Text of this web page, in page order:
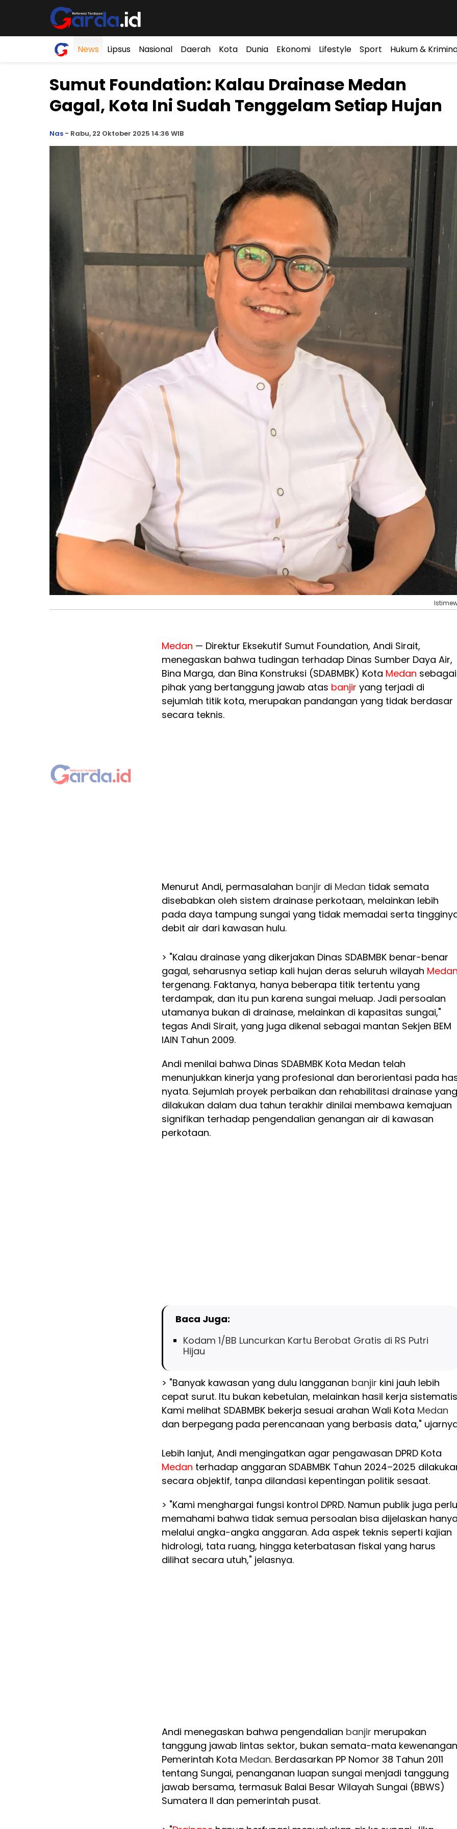
News Lipsus Nasional Daerah Kota Dunia Ekonomi Lifestyle Sport Hukum &
Sumut Foundation: Kalau Drainase Medan
Gagal, Kota Ini Sudah Tenggelam Setiap Hujan
Nas - Rabu, 22 Oktober 2025 14:36 WIB
Medan — Direktur Eksekutif Sumut Foundation, Andi Sirait,
menegaskan bahwa tudingan terhadap Dinas Sumber Daya Air,
Bina Marga, dan Bina Konstruksi (SDABMBK) Kota Medan sebagai
pihak yang bertanggung jawab atas banjir yang terjadi di
sejumlah titik kota, merupakan pandangan yang tidak berdasar
secara teknis.
Menurut Andi, permasalahan banjir di Medan tidak semata
disebabkan oleh sistem drainase perkotaan, melainkan lebih
pada daya tampung sungai yang tidak memadai serta
debit air dari kawasan hulu.
> "Kalau drainase yang dikerjakan Dinas SDABMBK benar-benar
gagal, seharusnya setiap kali hujan deras seluruh wilayah
tergenang. Faktanya, hanya beberapa titik tertentu yang
terdampak, dan itu pun karena sungai meluap. Jadi persoalan
utamanya bukan di drainase, melainkan di kapasitas sungai,"
tegas Andi Sirait, yang juga dikenal sebagai mantan Sekjen BEM
IAIN Tahun 2009.
Andi menilai bahwa Dinas SDABMBK Kota Medan telah
menunjukkan kinerja yang profesional dan berorientasi pada
nyata. Sejumlah proyek perbaikan dan rehabilitasi drainase yang
dilakukan dalam dua tahun terakhir dinilai membawa kemajuan
signifikan terhadap pengendalian genangan air di kawasan
perkotaan.
Baca Juga:
Kodam 1/BB Luncurkan Kartu Berobat Gratis di RS Putri
Hijau
> "Banyak kawasan yang dulu langganan banjir kini jauh lebih
cepat surut. Itu bukan kebetulan, melainkan hasil kerja
Kami melihat SDABMBK bekerja sesuai arahan Wali Kota Medan
dan berpegang pada perencanaan yang berbasis data,"
Lebih lanjut, Andi mengingatkan agar pengawasan DPRD Kota
Medan terhadap anggaran SDABMBK Tahun 2024–2025
secara objektif, tanpa dilandasi kepentingan politik sesaat.
> "Kami menghargai fungsi kontrol DPRD. Namun publik juga perlu
memahami bahwa tidak semua persoalan bisa dijelaskan
melalui angka-angka anggaran. Ada aspek teknis seperti kajian
hidrologi, tata ruang, hingga keterbatasan fiskal yang harus
dilihat secara utuh," jelasnya.
Andi menegaskan bahwa pengendalian banjir merupakan
tanggung jawab lintas sektor, bukan semata-mata kewenangan
Pemerintah Kota Medan. Berdasarkan PP Nomor 38 Tahun 2011
tentang Sungai, penanganan luapan sungai menjadi tanggung
jawab bersama, termasuk Balai Besar Wilayah Sungai (BBWS)
Sumatera II dan pemerintah pusat.